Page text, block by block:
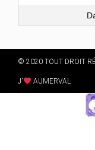
© 2020 TOUT DROIT
J' AUMERVAL